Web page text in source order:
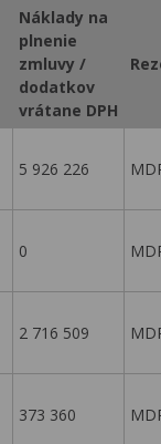
Náklady na
plnenie
zmluvy /
dodatkov
vrátane DPH
5 926 226
0
2 716 509
373 360